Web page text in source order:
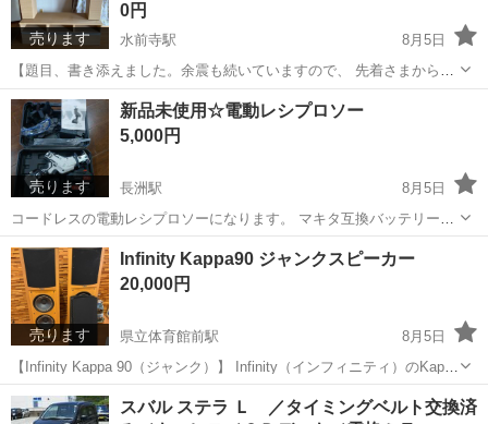
売ります
0円
水前寺駅
8月5日
【題目、書き添えました。余震も続いていますので、 先着さまから、
引取り当日! 体調不良で来れなくなりました! と連絡頂き、その後、既
読が付かなくなり連絡もきません😰 心配しています😰! どうすれば良
いですか🥲？】 今月! ...
熊本 熊本市 水前寺駅 その他
売ります
新品未使用☆電動レシプロソー
5,000円
長洲駅
8月5日
コードレスの電動レシプロソーになります。 マキタ互換バッテリーが
2個付いております。 木や金属など切りたいものによって歯を変える
といろんなものを切ることができます。 値下げは行えません。 受け渡
し場所は長...
熊本 玉名郡 レシプロソー
売ります
Infinity Kappa90 ジャンクスピーカー
20,000円
県立体育館前駅
8月5日
【Infinity Kappa 90（ジャンク）】 Infinity（インフィニティ）のKappa
90です。 迫力のあるサウンドで人気の高い大型フロア型スピーカーで
す。 動作未確認のためジャンク品として出品します。 キズ...
熊本 熊本市 オーディオ
スバル ステラ Ｌ ／タイミングベルト交換済